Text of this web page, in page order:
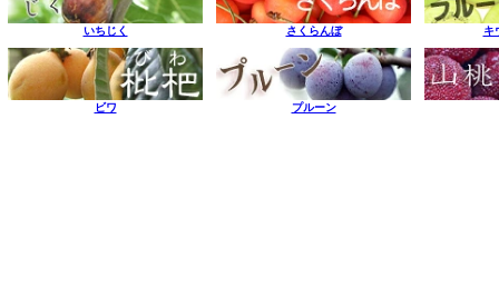
いちじく さくらんぼ キ
ビワ プルーン